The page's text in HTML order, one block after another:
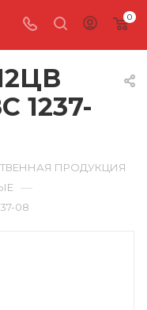
0
1237-
ПРОДУКЦИЯ
—
08